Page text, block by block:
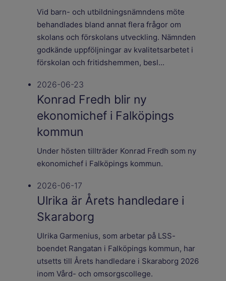
Vid barn- och utbildningsnämndens möte
behandlades bland annat flera frågor om
skolans och förskolans utveckling. Nämnden
godkände uppföljningar av kvalitetsarbetet i
förskolan och fritidshemmen, besl...
2026-06-23
Konrad Fredh blir ny
ekonomichef i Falköpings
kommun
Under hösten tillträder Konrad Fredh som ny
ekonomichef i Falköpings kommun.
2026-06-17
Ulrika är Årets handledare i
Skaraborg
Ulrika Garmenius, som arbetar på LSS-
boendet Rangatan i Falköpings kommun, har
utsetts till Årets handledare i Skaraborg 2026
inom Vård- och omsorgscollege.